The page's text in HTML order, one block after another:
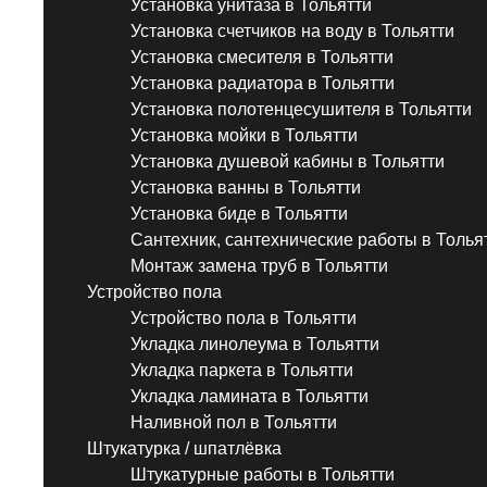
Установка унитаза в Тольятти
Установка счетчиков на воду в Тольятти
Установка смесителя в Тольятти
Установка радиатора в Тольятти
Установка полотенцесушителя в Тольятти
Установка мойки в Тольятти
Установка душевой кабины в Тольятти
Установка ванны в Тольятти
Установка биде в Тольятти
Сантехник, сантехнические работы в
Монтаж замена труб в Тольятти
Устройство пола
Устройство пола в Тольятти
Укладка линолеума в Тольятти
Укладка паркета в Тольятти
Укладка ламината в Тольятти
Наливной пол в Тольятти
Штукатурка / шпатлёвка
Штукатурные работы в Тольятти